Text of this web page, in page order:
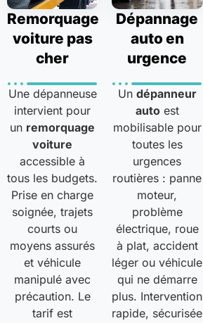
Remorquage
voiture pas
cher
Une dépanneuse
intervient pour
un remorquage
voiture
accessible à
tous les budgets.
Prise en charge
soignée, trajets
courts ou
moyens assurés
et véhicule
manipulé avec
précaution. Le
tarif est
Dépannage
auto en
urgence
Un dépanneur
autoest
mobilisable pour
toutes les
urgences
routières : panne
moteur,
problème
électrique, roue
à plat, accident
léger ou véhicule
qui ne démarre
plus. Intervention
rapide, sécurisée